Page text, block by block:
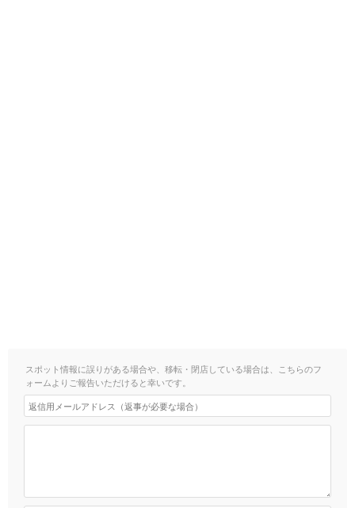
スポット情報に誤りがある場合や、移転・閉店している場合は、こちらのフ
ォームよりご報告いただけると幸いです。